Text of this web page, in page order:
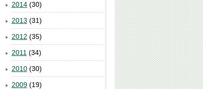
2014(30)
2013 (31)
2012 (35)
2011 (34)
2010(30)
2009(19)